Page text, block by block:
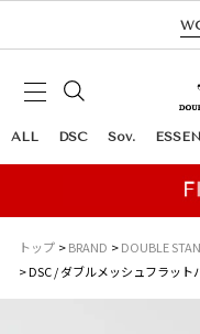
ALL DSC Sov.
トップ BRAND DOUBLE
DSC / ダブルメッシュフラット